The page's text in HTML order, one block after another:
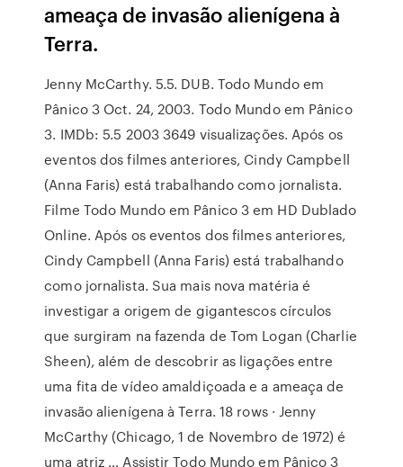
ameaça de invasão alienígena à
Terra.
Jenny McCarthy. 5.5. DUB. Todo Mundo em
Pânico 3 Oct. 24, 2003. Todo Mundo em Pânico
3. IMDb: 5.5 2003 3649 visualizações. Após os
eventos dos filmes anteriores, Cindy Campbell
(Anna Faris) está trabalhando como jornalista.
Filme Todo Mundo em Pânico 3 em HD Dublado
Online. Após os eventos dos filmes anteriores,
Cindy Campbell (Anna Faris) está trabalhando
como jornalista. Sua mais nova matéria é
investigar a origem de gigantescos círculos
que surgiram na fazenda de Tom Logan (Charlie
Sheen), além de descobrir as ligações entre
uma fita de vídeo amaldiçoada e a ameaça de
invasão alienígena à Terra. 18 rows · Jenny
McCarthy (Chicago, 1 de Novembro de 1972) é
uma atriz … Assistir Todo Mundo em Pânico 3